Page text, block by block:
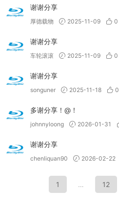
谢谢分享
厚德载物 2025-11-09 0
谢谢分享
车轮滚滚 2025-11-09 0
谢谢分享
songuner 2025-11-18 0
多谢分享！@！
johnnyloong 2026-01-31
谢谢分享
chenliquan90 2026-02-22
1 … 12